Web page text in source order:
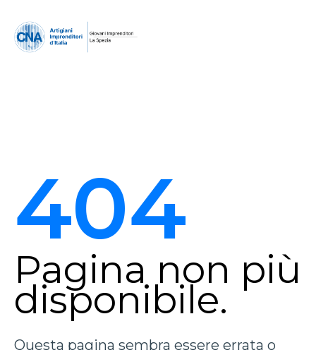
404
Pagina non più
disponibile.
Questa pagina sembra essere errata o